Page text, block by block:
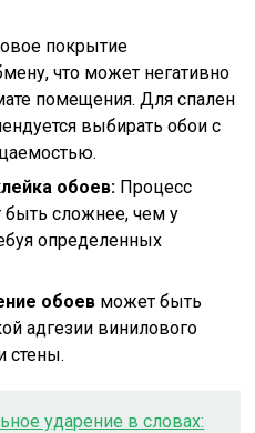
покрытие
что может негативно
помещения. Для спален
выбирать обои с
обоев: Процесс
сложнее, чем у
определенных
обоев может быть
адгезии винилового
стены.
ударение в словах: